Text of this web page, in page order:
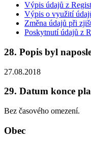
Výpis údajů z
Výpis o využití
Změna údajů při
Poskytnutí údajů z
28. Popis byl
27.08.2018
29. Datum konce
Bez časového omezení.
Obec